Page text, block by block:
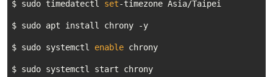
$ sudo timedatectl set-timezone Asia/Taipei
$ sudo apt install chrony -y
$ sudo systemctl enable chrony
$ sudo systemctl start chrony